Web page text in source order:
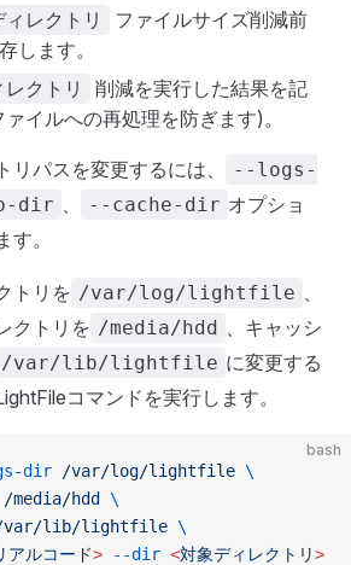
レクトリ
ファイルサイズ削減前
します。
クトリ
削減を実行した結果を記
イルへの再処理を防ぎます)。
リパスを変更するには、
--logs-
dir 、 --cache-dir オプショ
。
トリを /var/log/lightfile 、
クトリを /media/hdd 、キャッシ
/var/lib/lightfile に変更する
コマンドを実行します。
bash
dir /var/log/lightfile \
/media/hdd
\
lib/lightfile \
アルコー ド> --dir <対象ディレクト リ>